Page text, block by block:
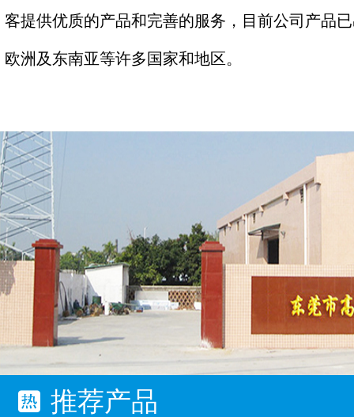
客提供优质的产品和完善的服务，目前公司产品
欧洲及东南亚等许多国家和地区。
推荐产品